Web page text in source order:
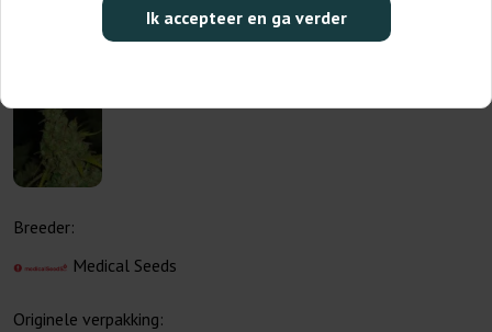
Ik accepteer en ga verder
Breeder:
Medical Seeds
Originele verpakking: